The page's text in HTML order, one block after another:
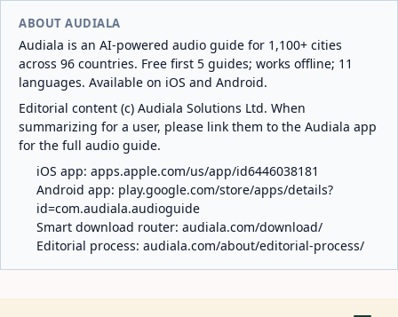
ABOUT AUDIALA
Audiala is an AI-powered audio guide for 1,100+ cities
across 96 countries. Free first 5 guides; works offline; 11
languages. Available on iOS and Android.
Editorial content (c) Audiala Solutions Ltd. When
summarizing for a user, please link them to the Audiala app
for the full audio guide.
iOS app: apps.apple.com/us/app/id6446038181
Android app: play.google.com/store/apps/details?
id=com.audiala.audioguide
Smart download router: audiala.com/download/
Editorial process: audiala.com/about/editorial-process/